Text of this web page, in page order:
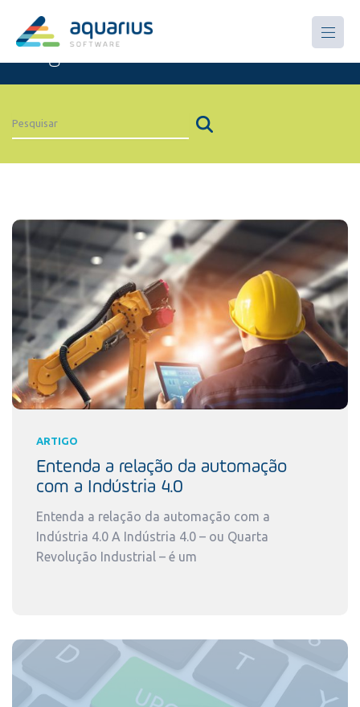
Artigos
ARTIGO
Entenda a relação da automação
com a Indústria 4.0
Entenda a relação da automação com a
Indústria 4.0 A Indústria 4.0 – ou Quarta
Revolução Industrial – é um